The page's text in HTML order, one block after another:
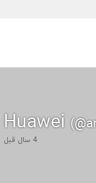
Huawei
4 سال قبل